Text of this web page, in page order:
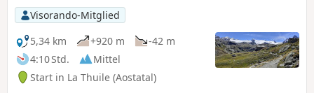
Visorando-Mitglied
5,34 km
+920 m
-42 m
4:10 Std.
Mittel
Start in La Thuile (Aostatal)